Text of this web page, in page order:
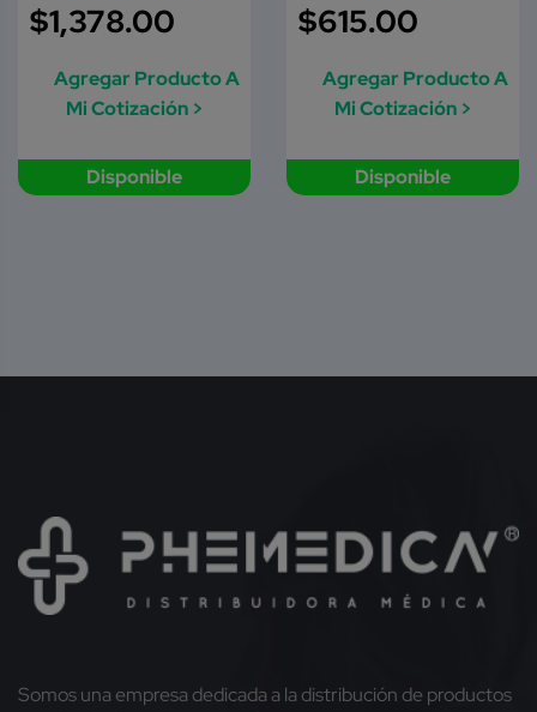
Disponible
$1,378.00
Agregar Producto A
Mi Cotización >
Disponible
$615.00
Agregar Producto A
Mi Cotización >
Somos una empresa dedicada a la distribución de productos